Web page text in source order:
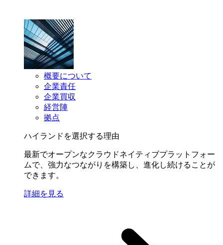
概要について
企業責任
企業買収
経営陣
拠点
ハイランドを選択する理由
最新でオープンなクラウドネイティブプラットフォー
ムで、強力なつながりを構築し、進化し続けることが
できます。
詳細を見る